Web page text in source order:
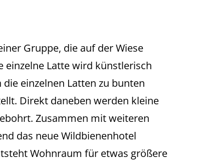
Gruppe, die auf der Wiese
einzelne Latte wird künstlerisch
einzelnen Latten zu bunten
Direkt daneben werden kleine
Zusammen mit weiteren
das neue Wildbienenhotel
Wohnraum für etwas größere